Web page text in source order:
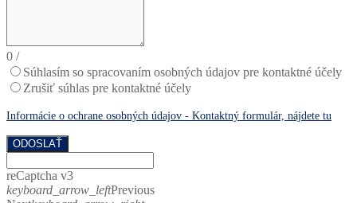
0 /
Súhlasím so spracovaním osobných údajov pre kontaktné účely
Zrušiť súhlas pre kontaktné účely
Informácie o ochrane osobných údajov - Kontaktný formulár, nájdete tu
ODOSLAŤ
reCaptcha v3
keyboard_arrow_leftPrevious